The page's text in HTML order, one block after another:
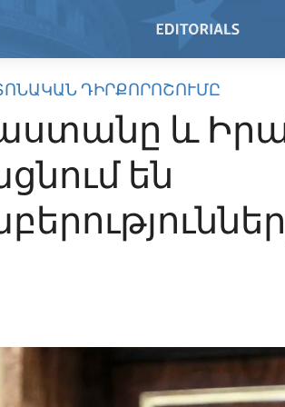
ԴԻՐՔՈՐՈՇՈՒՄԸ
և
են